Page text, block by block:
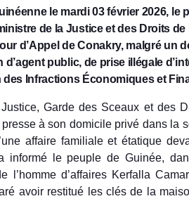
le mardi 03 février 2026, le
de la Justice et des Droits de
d’Appel de Conakry, malgré un
public, de prise illégale
Infractions Économiques et
Garde des Sceaux et des
à son domicile privé dans la
affaire familiale et étatique
le peuple de Guinée,
l’homme d’affaires Kerfalla
avoir restitué les clés de la